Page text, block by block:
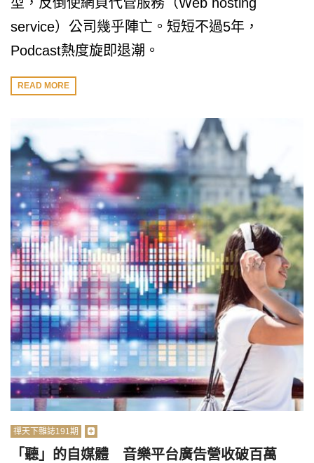
service）公司幾乎陣亡。短短不過5年，
Podcast熱度旋即退潮。
READ MORE
禪天下雜誌191期
「聽」的自媒體 音樂平台廣告營收破百萬